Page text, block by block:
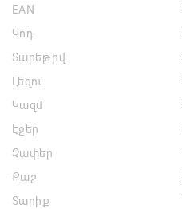
EAN
Կոդ
Տարեթիվ
Լեզու
Կազմ
Էջեր
Չափեր
Քաշ
Տարիք